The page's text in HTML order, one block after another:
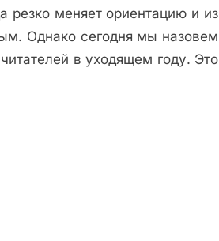
резко меняет ориентацию и из
Однако сегодня мы назовем
в уходящем году. Это